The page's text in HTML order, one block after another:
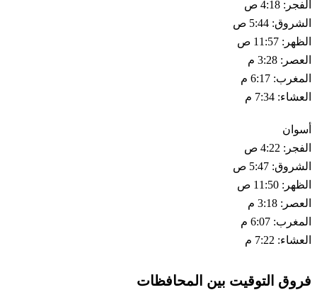
الفجر: 4:18 ص
الشروق: 5:44 ص
الظهر: 11:57 ص
العصر: 3:28 م
المغرب: 6:17 م
العشاء: 7:34 م
أسوان
الفجر: 4:22 ص
الشروق: 5:47 ص
الظهر: 11:50 ص
العصر: 3:18 م
المغرب: 6:07 م
العشاء: 7:22 م
فروق التوقيت بين المحافظات